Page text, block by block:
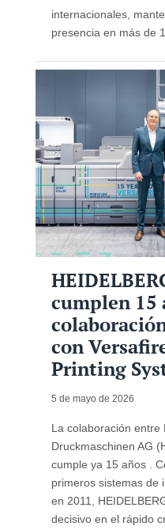
internacionales,
presencia en más de
cumplen 15
con
Printing
5 de mayo de 2026
La colaboración entre
Druckmaschinen AG
cumple ya 15 años .
primeros sistemas de
en 2011,
decisivo en el rápido